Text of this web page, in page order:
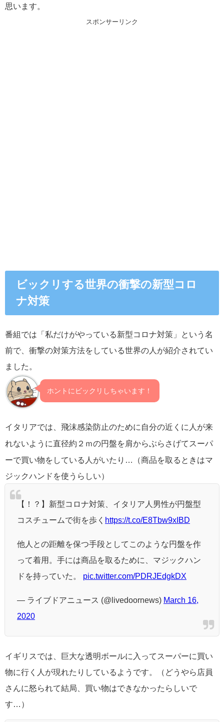
思います。
スポンサーリンク
ビックリする世界の衝撃の新型コロ
ナ対策
番組では「私だけがやっている新型コロナ対策」という名
前で、衝撃の対策方法をしている世界の人が紹介されてい
ました。
ホントにビックリしちゃいます！
イタリアでは、 飛沫感染防止のために自分の近くに人が来
れないように直径約２ｍの円盤を肩からぶらさげてスーパ
ーで買い物をしている人がいたり…（商品を取るときはマ
ジックハンドを使うらしい）
【！？】新型コロナ対策、イタリア人男性が円盤型
コスチュームで街を歩く https://t.co/E8Tbw9xIBD
他人との距離を保つ手段としてこのような円盤を作
って着用。手には商品を取るために、マジックハン
ドを持っていた。 pic.twitter.com/PDRJEdgkDX
— ライブドアニュース (@livedoornews) March 16,
2020
イギリスでは、巨大な透明ボールに入ってスーパーに買い
物に行く人が現れたりしているようです。（どうやら店員
さんに怒られて結局、買い物はできなかったらしいで
す…）